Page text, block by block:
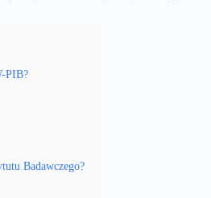
PIB?
Badawczego?